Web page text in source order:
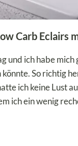
Carb Eclairs
und ich habe mich
So richtig
ich keine Lust
ich ein wenig